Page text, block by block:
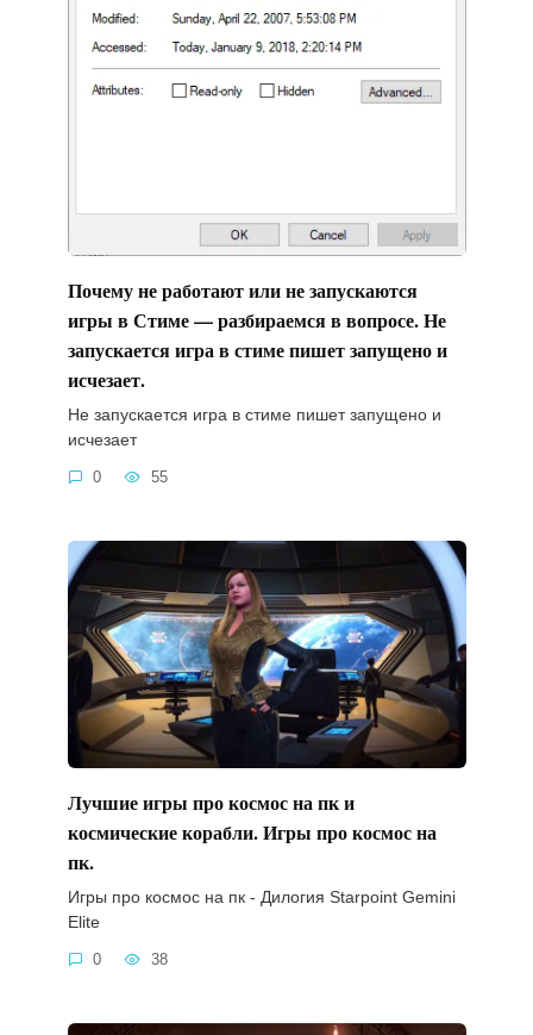
Почему не работают или не запускаются
игры в Стиме — разбираемся в вопросе. Не
запускается игра в стиме пишет запущено и
исчезает.
Не запускается игра в стиме пишет запущено и
исчезает
0 55
Лучшие игры про космос на пк и
космические корабли. Игры про космос на
пк.
Игры про космос на пк - Дилогия Starpoint Gemini
Elite
0 38